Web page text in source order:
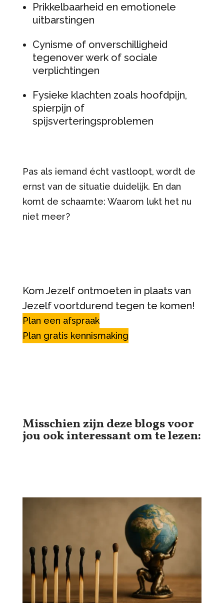
Prikkelbaarheid en emotionele
uitbarstingen
Cynisme of onverschilligheid
tegenover werk of sociale
verplichtingen
Fysieke klachten zoals hoofdpijn,
spierpijn of
spijsverteringsproblemen
Pas als iemand écht vastloopt, wordt de
ernst van de situatie duidelijk. En dan
komt de schaamte: Waarom lukt het nu
niet meer?
Kom Jezelf ontmoeten in plaats van
Jezelf voortdurend tegen te komen!
Plan een afspraak
Plan gratis kennismaking
Misschien zijn deze blogs voor
jou ook interessant om te lezen: